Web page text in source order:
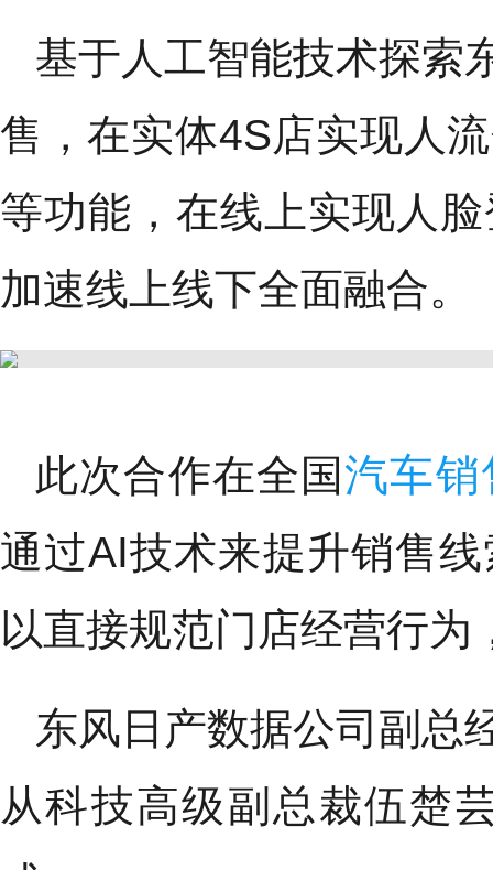
基于人工智能技术探索
售，在实体4S店实现人
等功能，在线上实现人
加速线上线下全面融合。
此次合作在全国汽车销
通过AI技术来提升销售
以直接规范门店经营行
东风日产数据公司副总
从科技高级副总裁伍楚